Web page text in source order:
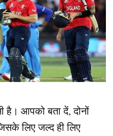
है। आपको बता दें, दोनों
लिए जल्द ही लिए